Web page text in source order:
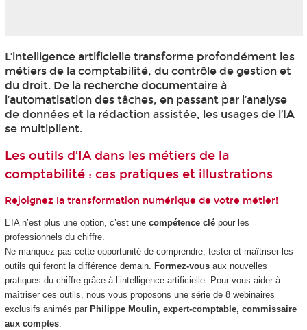
L’intelligence artificielle transforme profondément les
métiers de la comptabilité, du contrôle de gestion et
du droit. De la recherche documentaire à
l’automatisation des tâches, en passant par l’analyse
de données et la rédaction assistée, les usages de l’IA
se multiplient.
Les outils d’IA dans les métiers de la
comptabilité : cas pratiques et illustrations
Rejoignez la transformation numérique de votre métier!
L’IA n’est plus une option, c’est une compétence clé pour les
professionnels du chiffre.
Ne manquez pas cette opportunité de comprendre, tester et maîtriser les
outils qui feront la différence demain. Formez-vousaux nouvelles
pratiques du chiffre grâce à l’intelligence artificielle. Pour vous aider à
maîtriser ces outils, nous vous proposons une série de 8 webinaires
exclusifs animés par Philippe Moulin, expert-comptable, commissaire
aux comptes.